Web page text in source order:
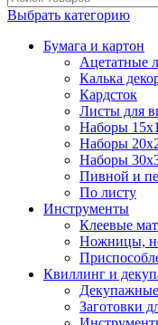
Выбрать категорию
Бумага и картон
Ацетатные
Калька
Кардсток
Листы для
Наборы
Наборы
Наборы
Пивной и
По листу
Инструменты
Клеевые
Ножницы,
Квиллинг и
Заготовки